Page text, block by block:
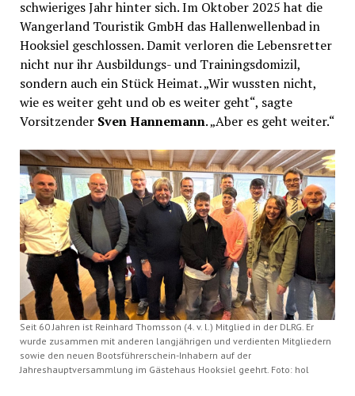
schwieriges Jahr hinter sich. Im Oktober 2025 hat die
Wangerland Touristik GmbH das Hallenwellenbad in
Hooksiel geschlossen. Damit verloren die Lebensretter
nicht nur ihr Ausbildungs- und Trainingsdomizil,
sondern auch ein Stück Heimat. „Wir wussten nicht,
wie es weiter geht und ob es weiter geht“, sagte
Vorsitzender Sven Hannemann. „Aber es geht weiter.“
Seit 60 Jahren ist Reinhard Thomsson (4. v. l.) Mitglied in der DLRG. Er
wurde zusammen mit anderen langjährigen und verdienten Mitgliedern
sowie den neuen Bootsführerschein-Inhabern auf der
Jahreshauptversammlung im Gästehaus Hooksiel geehrt. Foto: hol